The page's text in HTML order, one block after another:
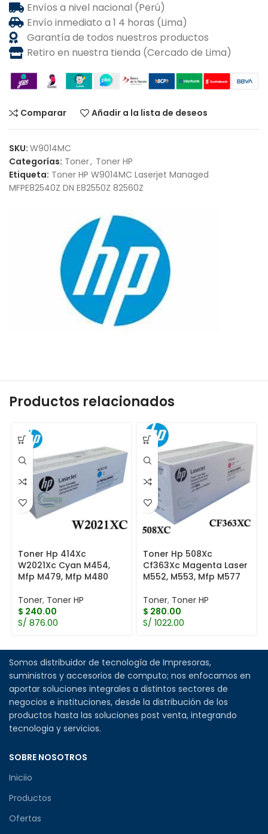
Envíos a nivel nacional (Perú)
Envío inmediato a 1 4 horas (Lima)
Garantía de todos nuestros productos
Retiro en nuestra tienda (Cercado de Lima)
Comparar Añadir a la lista de deseos
SKU: W9014MC
Categorías: Toner, Toner HP
Etiqueta: Toner HP W9014MC Laserjet Managed
MFPE82540Z DN E82550Z 82560Z
Productos relacionados
Toner Hp 414Xc
W2021Xc Cyan M454,
Mfp M479, Mfp M480
Toner, Toner HP
$ 240.00
S/ 876.00
Toner Hp 508Xc
Cf363Xc Magenta Laser
M552, M553, Mfp M577
Toner, Toner HP
$ 280.00
S/ 1022.00
Somos distribuidor de tecnología de Impresoras,
suministros y accesorios de computo; nos enfocamos en
aportar soluciones integrales a distintos sectores de
negocios e instituciones, desde la distribución de los
productos hasta las soluciones post venta, integrando
tecnologia y servicios.
SOBRE NOSOTROS
Iniciio
Productos
Ofertas